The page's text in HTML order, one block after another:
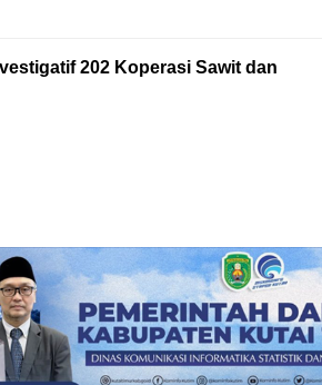
202 Koperasi Sawit dan